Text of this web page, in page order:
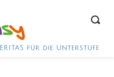
für die Unterstufe